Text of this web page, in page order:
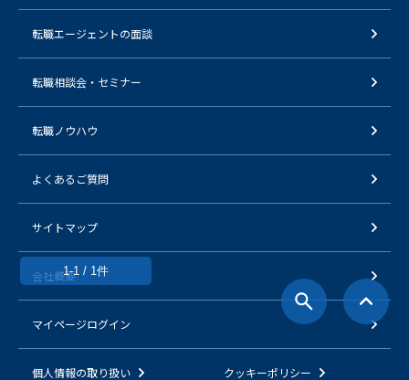
1-1 / 1件
転職エージェントの面談
転職相談会・セミナー
転職ノウハウ
よくあるご質問
サイトマップ
会社概要
マイページログイン
個人情報の取り扱い クッキーポリシー